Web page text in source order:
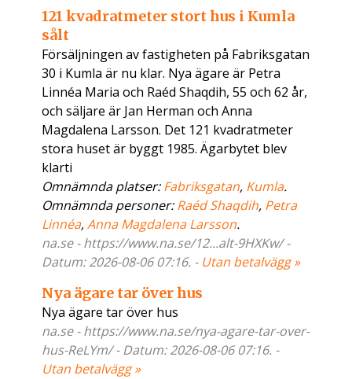
121 kvadratmeter stort hus i Kumla
sålt
Försäljningen av fastigheten på Fabriksgatan
30 i Kumla är nu klar. Nya ägare är Petra
Linnéa Maria och Raéd Shaqdih, 55 och 62 år,
och säljare är Jan Herman och Anna
Magdalena Larsson. Det 121 kvadratmeter
stora huset är byggt 1985. Ägarbytet blev
klarti
Omnämnda platser:Fabriksgatan, Kumla.
Omnämnda personer:Raéd Shaqdih, Petra
Linnéa,Anna Magdalena Larsson.
na.se - https://www.na.se/12...alt-9HXKw/ -
Datum: 2026-08-06 07:16. - Utan betalvägg »
Nya ägare tar över hus
Nya ägare tar över hus
na.se - https://www.na.se/nya-agare-tar-over-
hus-ReLYm/ - Datum: 2026-08-06 07:16. -
Utan betalvägg »